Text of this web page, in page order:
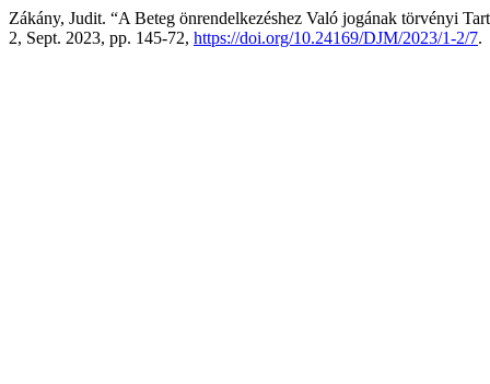
Zákány, Judit. “A Beteg önrendelkezéshez Való jogának törvényi
2, Sept. 2023, pp. 145-72, https://doi.org/10.24169/DJM/2023/1-2/7.